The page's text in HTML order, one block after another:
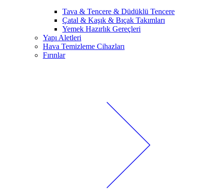
Tava & Tencere & Düdüklü Tencere
Çatal & Kaşık & Bıçak Takımları
Yemek Hazırlık Gereçleri
Yapı Aletleri
Hava Temizleme Cihazları
Fırınlar